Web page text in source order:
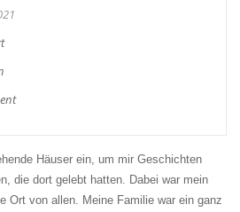
Häuser ein, um mir Geschichten
die dort gelebt hatten. Dabei war mein
Ort von allen. Meine Familie war ein ganz